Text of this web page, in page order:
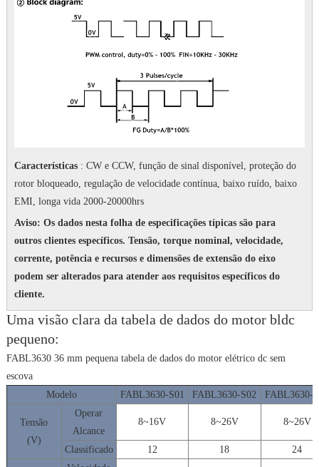
Características: CW e CCW, função de sinal disponível, proteção do
rotor bloqueado, regulação de velocidade contínua, baixo ruído, baixo
EMI, longa vida 2000-20000hrs
Aviso: Os dados nesta folha de especificações típicas são para
outros clientes específicos. Tensão, torque nominal, velocidade,
corrente, potência e recursos e dimensões de extensão do eixo
podem ser alterados para atender aos requisitos específicos do
cliente.
Uma visão clara da tabela de dados do motor bldc
pequeno:
FABL3630 36 mm pequena tabela de dados do motor elétrico dc sem
escova
Modelo
FABL3630-S01 FABL3630-S02 FABL3630-
Tensão
(V)
Operar
Alcance
8~16V 8~26V 8~26V
Classificado 12 18
24